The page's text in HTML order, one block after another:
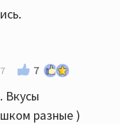
7
Вкусы
разные )